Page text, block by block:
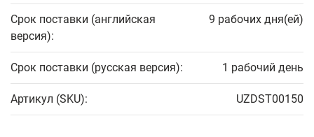
Срок поставки (английская
версия):
9 рабочих дня(ей)
Срок поставки (русская версия): 1 рабочий день
Артикул (SKU): UZDST00150